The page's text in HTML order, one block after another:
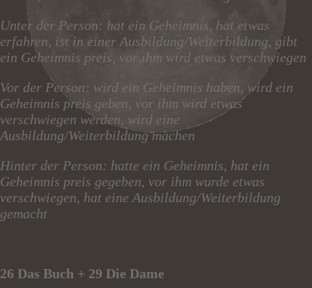
Unter der Person: hat ein Geheimnis, hat etwas
erfahren, ist in einer Ausbildung/Weiterbildung, gibt
ein Geheimnis preis, vor ihm wird etwas verschwiegen
Vor der Person: wird ein Geheimnis haben, wird ein
Geheimnis preis geben, vor ihm wird etwas
verschwiegen werden, wird eine
Ausbildung/Weiterbildung machen
Hinter der Person: hatte ein Geheimnis, hat ein
Geheimnis preis gegeben, vor ihm wurde etwas
verschwiegen, hat eine Ausbildung/Weiterbildung
gemacht
26 Das Buch + 29 Die Dame